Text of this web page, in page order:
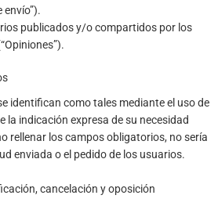
envío”).
publicados y/o compartidos por los
identifican como tales mediante el uso de
la indicación expresa de su necesidad
rellenar los campos obligatorios, no sería
enviada o el pedido de los usuarios.
cancelación y oposición